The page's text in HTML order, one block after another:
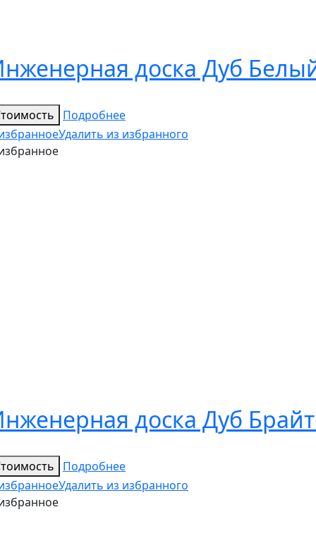
доска Дуб
Подробнее
Удалить из избранного
доска Дуб
Подробнее
Удалить из избранного